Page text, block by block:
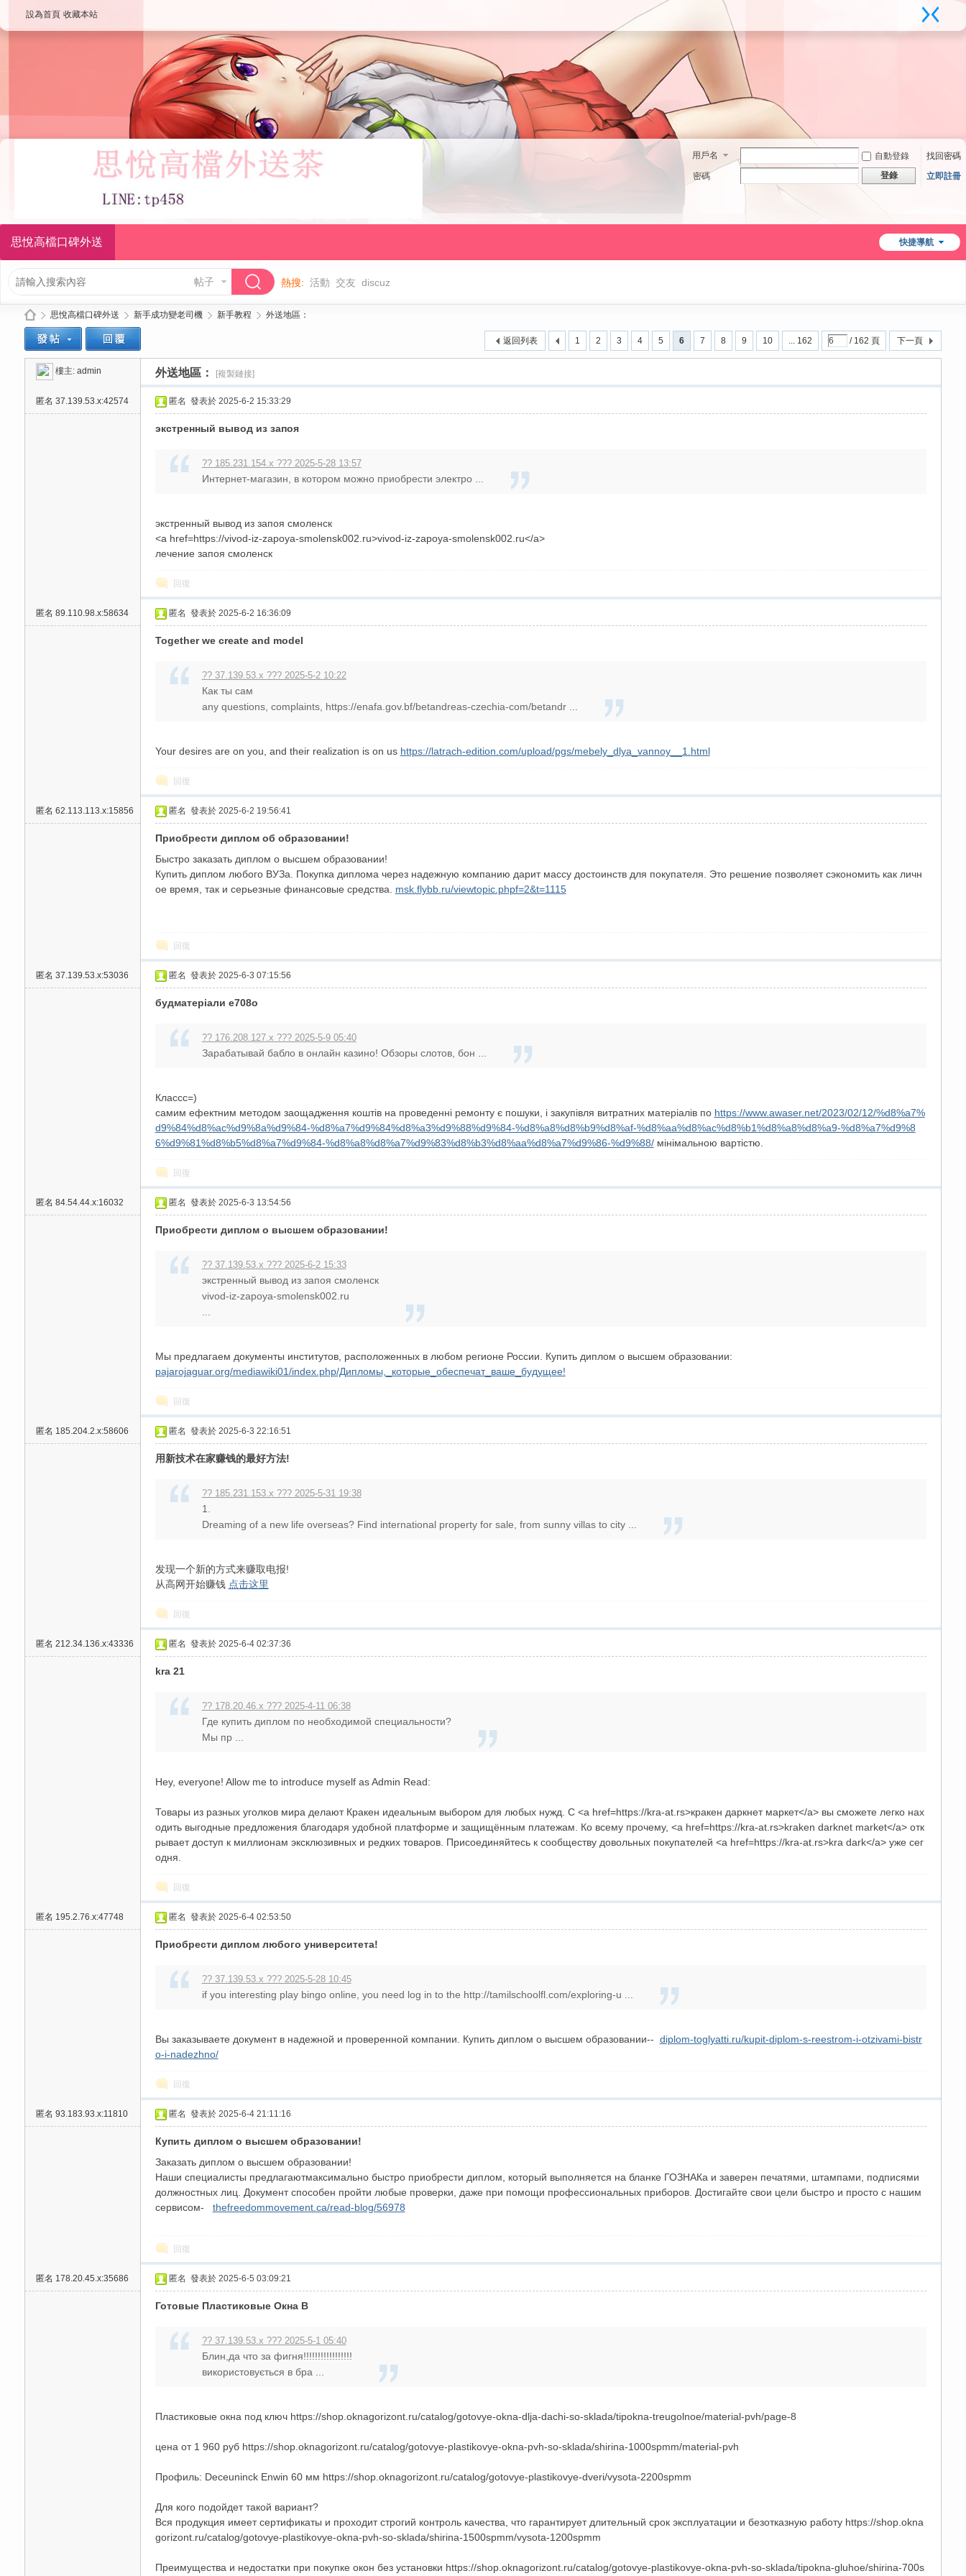
設為首頁 收藏本站
用戶名 自動登錄
找回密碼
密碼
登錄 立即註冊
快捷導航
思悅高檔口碑外送
帖子 熱搜: 活動 交友 discuz
»
思悅高檔口碑外送 新手成功變老司機 新手教程
›
外送地區：
1 2 3 4 5 6 7 8 9 10 ... 162 / 162 頁 下一頁
返回列表
樓主: admin 外送地區： [複製鏈接]
匿名 37.139.53.x:42574 匿名 發表於 2025-6-2 15:33:29
экстренный вывод из запоя
?? 185.231.154.x ??? 2025-5-28 13:57
Интернет-магазин, в котором можно приобрести электро ...
экстренный вывод из запоя смоленск
<a href=https://vivod-iz-zapoya-smolensk002.ru>vivod-iz-zapoya-smolensk002.ru</a>
лечение запоя смоленск
回復
匿名 89.110.98.x:58634 匿名 發表於 2025-6-2 16:36:09
Together we create and model
?? 37.139.53.x ??? 2025-5-2 10:22
Как ты сам
any questions, complaints, https://enafa.gov.bf/betandreas-czechia-com/betandr ...
Your desires are on you, and their realization is on us https://latrach-edition.com/upload/pgs/mebely_dlya_vannoy__1.html
回復
匿名 62.113.113.x:15856 匿名 發表於 2025-6-2 19:56:41
Приобрести диплом об образовании!
Быстро заказать диплом о высшем образовании!
Купить диплом любого ВУЗа. Покупка диплома через надежную компанию дарит массу достоинств для покупателя. Это решение позволяет сэкономить как личн
ое время, так и серьезные финансовые средства. msk.flybb.ru/viewtopic.phpf=2&t=1115
回復
匿名 37.139.53.x:53036 匿名 發表於 2025-6-3 07:15:56
будматеріали e708o
?? 176.208.127.x ??? 2025-5-9 05:40
Зарабатывай бабло в онлайн казино! Обзоры слотов, бон ...
Классс=)
самим ефектним методом заощадження коштів на проведенні ремонту є пошуки, і закупівля витратних матеріалів по https://www.awaser.net/2023/02/12/%d8%a7%
d9%84%d8%ac%d9%8a%d9%84-%d8%a7%d9%84%d8%a3%d9%88%d9%84-%d8%a8%d8%b9%d8%af-%d8%aa%d8%ac%d8%b1%d8%a8%d8%a9-%d8%a7%d9%8
6%d9%81%d8%b5%d8%a7%d9%84-%d8%a8%d8%a7%d9%83%d8%b3%d8%aa%d8%a7%d9%86-%d9%88/мінімальною вартістю.
回復
匿名 84.54.44.x:16032 匿名 發表於 2025-6-3 13:54:56
Приобрести диплом о высшем образовании!
?? 37.139.53.x ??? 2025-6-2 15:33
экстренный вывод из запоя смоленск
vivod-iz-zapoya-smolensk002.ru
Мы предлагаем документы институтов, расположенных в любом регионе России. Купить диплом о высшем образовании:
pajarojaguar.org/mediawiki01/index.php/Дипломы,_которые_обеспечат_ваше_будущее!
回復
匿名 185.204.2.x:58606 匿名 發表於 2025-6-3 22:16:51
用新技术在家赚钱的最好方法!
?? 185.231.153.x ??? 2025-5-31 19:38
1.
Dreaming of a new life overseas? Find international property for sale, from sunny villas to city ...
发现一个新的方式来赚取电报!
从高网开始赚钱 点击这里
回復
匿名 212.34.136.x:43336 匿名 發表於 2025-6-4 02:37:36
kra 21
?? 178.20.46.x ??? 2025-4-11 06:38
Где купить диплом по необходимой специальности?
Мы пр ...
Hey, everyone! Allow me to introduce myself as Admin Read:
Товары из разных уголков мира делают Кракен идеальным выбором для любых нужд. С <a href=https://kra-at.rs>кракен даркнет маркет</a> вы сможете легко нах
одить выгодные предложения благодаря удобной платформе и защищённым платежам. Ко всему прочему, <a href=https://kra-at.rs>kraken darknet market</a> отк
рывает доступ к миллионам эксклюзивных и редких товаров. Присоединяйтесь к сообществу довольных покупателей <a href=https://kra-at.rs>kra dark</a> уже сег
одня.
回復
匿名 195.2.76.x:47748 匿名 發表於 2025-6-4 02:53:50
Приобрести диплом любого университета!
?? 37.139.53.x ??? 2025-5-28 10:45
if you interesting play bingo online, you need log in to the http://tamilschoolfl.com/exploring-u ...
Вы заказываете документ в надежной и проверенной компании. Купить диплом о высшем образовании-- diplom-toglyatti.ru/kupit-diplom-s-reestrom-i-otzivami-bistr
o-i-nadezhno/
回復
匿名 93.183.93.x:11810 匿名 發表於 2025-6-4 21:11:16
Купить диплом о высшем образовании!
Заказать диплом о высшем образовании!
Наши специалисты предлагаютмаксимально быстро приобрести диплом, который выполняется на бланке ГОЗНАКа и заверен печатями, штампами, подписями
должностных лиц. Документ способен пройти любые проверки, даже при помощи профессиональных приборов. Достигайте свои цели быстро и просто с нашим
сервисом- thefreedommovement.ca/read-blog/56978
回復
匿名 178.20.45.x:35686 匿名 發表於 2025-6-5 03:09:21
Готовые Пластиковые Окна В
?? 37.139.53.x ??? 2025-5-1 05:40
Блин,да что за фигня!!!!!!!!!!!!!!!!!
використовується в бра ...
Пластиковые окна под ключ https://shop.oknagorizont.ru/catalog/gotovye-okna-dlja-dachi-so-sklada/tipokna-treugolnoe/material-pvh/page-8
цена от 1 960 руб https://shop.oknagorizont.ru/catalog/gotovye-plastikovye-okna-pvh-so-sklada/shirina-1000spmm/material-pvh
Профиль: Deceuninck Enwin 60 мм https://shop.oknagorizont.ru/catalog/gotovye-plastikovye-dveri/vysota-2200spmm
Для кого подойдет такой вариант?
Вся продукция имеет сертификаты и проходит строгий контроль качества, что гарантирует длительный срок эксплуатации и безотказную работу https://shop.okna
gorizont.ru/catalog/gotovye-plastikovye-okna-pvh-so-sklada/shirina-1500spmm/vysota-1200spmm
Преимущества и недостатки при покупке окон без установки https://shop.oknagorizont.ru/catalog/gotovye-plastikovye-okna-pvh-so-sklada/tipokna-gluhoe/shirina-700s